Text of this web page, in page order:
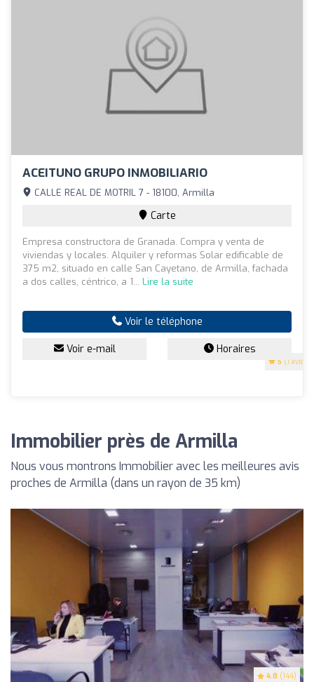
ACEITUNO GRUPO INMOBILIARIO
5 (1 avis)
CALLE REAL DE MOTRIL 7 - 18100, Armilla
Carte
Empresa constructora de Granada. Compra y venta de
viviendas y locales. Alquiler y reformas Solar edificable de
375 m2, situado en calle San Cayetano, de Armilla, fachada
a dos calles, céntrico, a 1... Lire la suite
Voir le téléphone
Voir e-mail Horaires
Immobilier près de Armilla
Nous vous montrons Immobilier avec les meilleures avis
proches de Armilla (dans un rayon de 35 km)
4.8 (144)